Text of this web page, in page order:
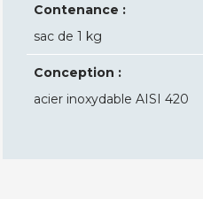
Contenance :
sac de 1 kg
Conception :
acier inoxydable AISI 420